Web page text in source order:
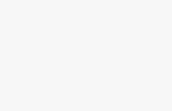
उनले कृषि व्यवसायमा हुनसक्ने जोखिम
प्रिमियममा सहुलियत र व्यवसाय
खाद्य सुरक्षाको क्षेत्रमा प्रमुख भूमिका
वृद्धिका लागि समुदायस्तरमा चैतेधान
कार्यक्रमको निरन्तरतामा गण्डकी